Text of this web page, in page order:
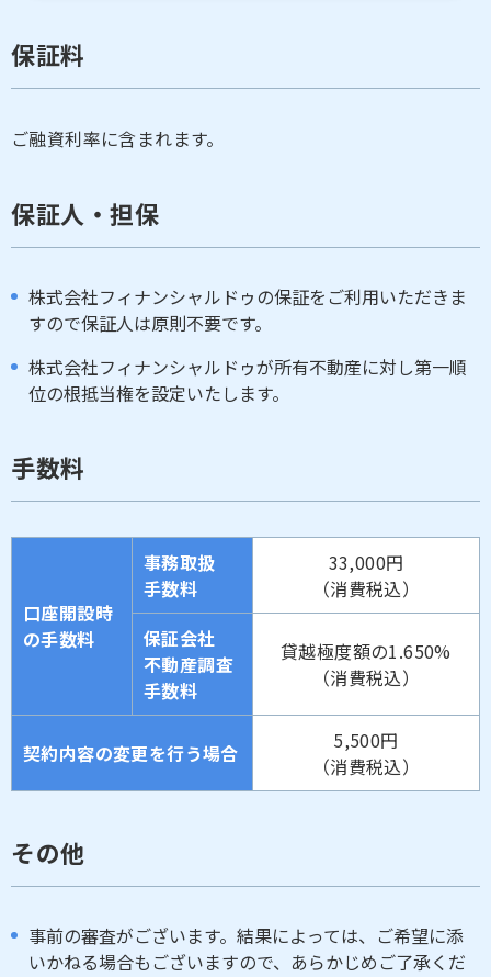
保証料
ご融資利率に含まれます。
保証人・担保
株式会社フィナンシャルドゥの保証をご利用いただきま
すので保証人は原則不要です。
株式会社フィナンシャルドゥが所有不動産に対し第一順
位の根抵当権を設定いたします。
手数料
口座開設時
の手数料
事務取扱
手数料
33,000円
（消費税込）
保証会社
不動産調査
手数料
貸越極度額の1.650%
（消費税込）
契約内容の変更を行う場合
5,500円
（消費税込）
その他
事前の審査がございます。結果によっては、ご希望に添
いかねる場合もございますので、あらかじめご了承くだ